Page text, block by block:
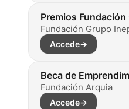
Premios
Fundación Grupo
Accede→
Beca de
Fundación Arquia
Accede→